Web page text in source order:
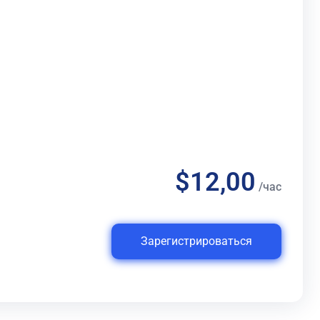
$12,00 /час
Зарегистрироваться